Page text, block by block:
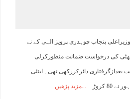
پنجاب چوہدری پرویز الہی کے نے
کی درخواست ضمانت منظورکرلی
دائرکررکھی تھی۔ اینٹی
کروڑ مزید پڑھیں